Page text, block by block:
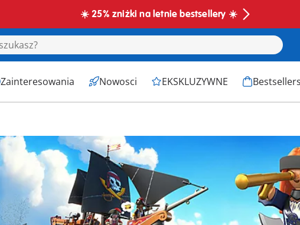
☀️ 25% zniżki na letnie bestsellery ☀️
Zainteresowania Nowosci EKSKLUZYWNE Bestsellers